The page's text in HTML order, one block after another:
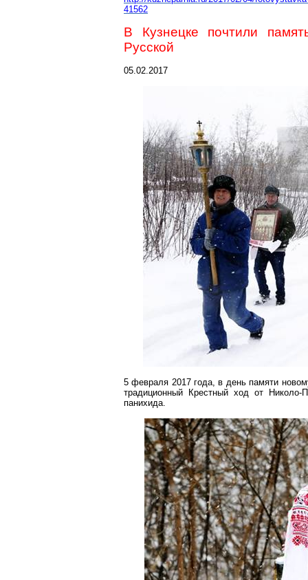
41562
В Кузнецке почтили
Русской
05.02.2017
5 февраля 2017 года, в день памяти
традиционный Крестный ход от
панихида.